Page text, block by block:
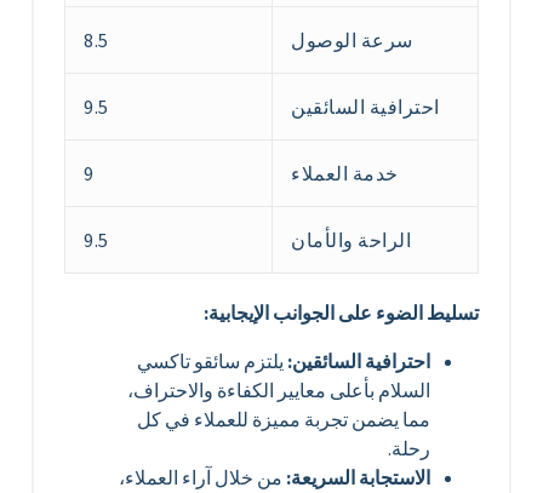
سرعة الوصول 8.5
احترافية السائقين 9.5
خدمة العملاء
الراحة والأمان 9.5
تسليط الضوء على الجوانب الإيجابية:
احترافية السائقين:يلتزم سائقو تاكسي
السلام بأعلى معايير الكفاءة والاحتراف،
مما يضمن تجربة مميزة للعملاء في كل
رحلة.
الاستجابة السريعة:من خلال آراء العملاء،